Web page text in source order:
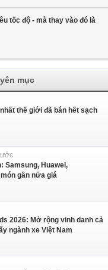
tốc độ - mà thay vào đó là
mục
thế giới đã bán hết sạch
Samsung, Huawei,
gần nửa giá
2026: Mở rộng vinh danh cả
ngành xe Việt Nam